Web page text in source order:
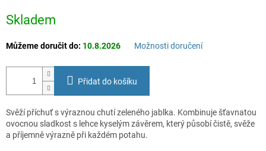
cena:
Skladem
Můžeme doručit do: 10.8.2026 Možnosti doručení
Přidat do košíku
Svěží příchuť s výraznou chutí zeleného jablka. Kombinuje šťavnatou
ovocnou sladkost s lehce kyselým závěrem, který působí čistě, svěže
a příjemně výrazně při každém potahu.